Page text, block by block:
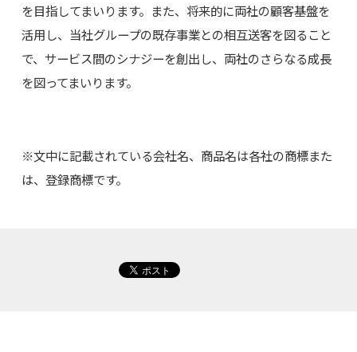
を目指してまいります。また、将来的に両社の顧客基盤を
活用し、当社グループの既存事業との相互送客を図ること
で、サービス間のシナジーを創出し、両社のさらなる成長
を図ってまいります。
※文中に記載されている会社名、商品名は各社の商標また
は、登録商標です。